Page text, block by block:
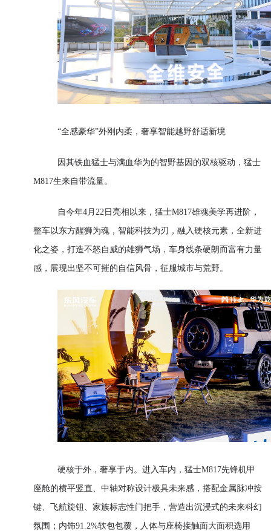
“全感豪华”外刚内柔，奢享智能越野舒适新境
因其铁血猛士与满血华为的智野基因的双核驱动，猛士
M817生来自带流量。
自今年4月22日亮相以来，猛士M817雄魂美学再进阶，
整车以东方醒狮为魂，智能科技为刃，融入硬核元素，全新进
化之姿，打造不怒自威的雄狮气场，车身线条硬朗而富有力量
感，展现出坚不可摧的自信风骨，征服城市与荒野。
硬核于外，奢享于内。进入车内，猛士M817先锋机甲
座舱的横平竖直、中轴对称设计极具未来感，搭配金属脉冲按
键、飞航旋钮、家族标志性门把手，营造出沉浸式的未来科幻
氛围；内饰91.2%软包包覆，人体与座椅接触面大面积选用